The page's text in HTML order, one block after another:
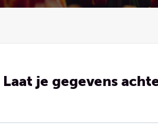
je gegevens